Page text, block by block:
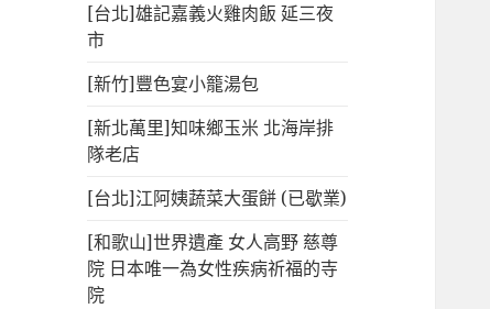
[台北]雄記嘉義火雞肉飯 延三夜
市
[新竹]豐色宴小籠湯包
[新北萬里]知味鄉玉米 北海岸排
隊老店
[台北]江阿姨蔬菜大蛋餅 (已歇業)
[和歌山]世界遺產 女人高野 慈尊
院 日本唯一為女性疾病祈福的寺
院